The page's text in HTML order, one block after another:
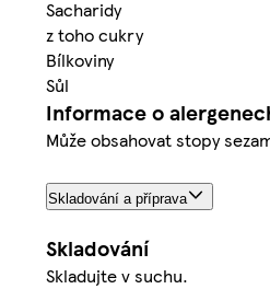
Sacharidy
z toho cukry
Bílkoviny
Sůl
Informace o
Může obsahovat stopy
Skladování a příprava
Skladování
Skladujte v suchu.